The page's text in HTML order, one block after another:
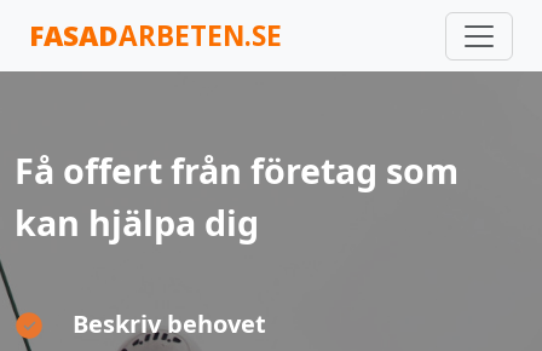
FASADARBETEN.SE
Få offert från företag som
kan hjälpa dig
Beskriv behovet